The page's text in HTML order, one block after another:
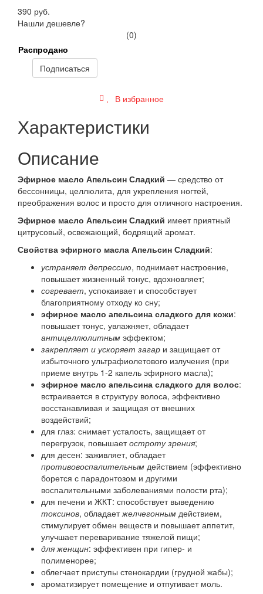
390 руб.
Нашли дешевле?
(0)
Распродано
Подписаться
В избранное
Характеристики
Описание
Эфирное масло Апельсин Сладкий — средство от
бессонницы, целлюлита, для укрепления ногтей,
преображения волос и просто для отличного настроения.
Эфирное масло Апельсин Сладкий имеет приятный
цитрусовый, освежающий, бодрящий аромат.
Свойства эфирного масла Апельсин Сладкий:
устраняет депрессию, поднимает настроение,
повышает жизненный тонус, вдохновляет;
согревает, успокаивает и способствует
благоприятному отходу ко сну;
эфирное масло апельсина сладкого для кожи:
повышает тонус, увлажняет, обладает
антицеллюлитным эффектом;
закрепляет и ускоряет загар и защищает от
избыточного ультрафиолетового излучения (при
приеме внутрь 1-2 капель эфирного масла);
эфирное масло апельсина сладкого для волос:
встраивается в структуру волоса, эффективно
восстанавливая и защищая от внешних
воздействий;
для глаз: снимает усталость, защищает от
перегрузок, повышаетостроту зрения;
для десен: заживляет, обладает
противовоспалительным действием (эффективно
борется с парадонтозом и другими
воспалительными заболеваниями полости рта);
для печени и ЖКТ: способствует выведению
токсинов, обладаетжелчегонным действием,
стимулирует обмен веществ и повышает аппетит,
улучшает переваривание тяжелой пищи;
для женщин: эффективен при гипер- и
полименорее;
облегчает приступы стенокардии (грудной жабы);
ароматизирует помещение и отпугивает моль.